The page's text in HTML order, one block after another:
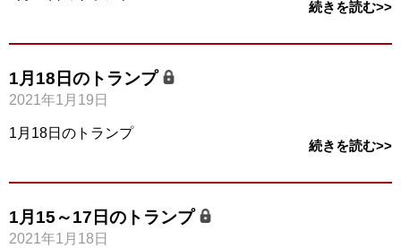
続きを読む>>
1月18日のトランプ
2021年1月19日
1月18日のトランプ
続きを読む>>
1月15～17日のトランプ
2021年1月18日